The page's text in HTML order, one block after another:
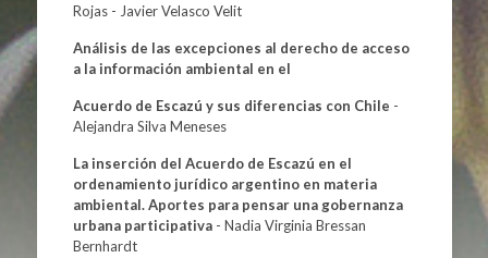
Rojas - Javier Velasco Velit
Análisis de las excepciones al derecho de acceso
a la información ambiental en el
Acuerdo de Escazú y sus diferencias con Chile -
Alejandra Silva Meneses
La inserción del Acuerdo de Escazú en el
ordenamiento jurídico argentino en materia
ambiental. Aportes para pensar una gobernanza
urbana participativa - Nadia Virginia Bressan
Bernhardt